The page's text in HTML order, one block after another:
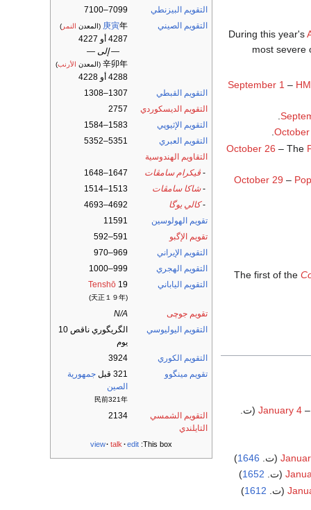
التقويم البيزنطي
7099–7100
التقويم الصيني
庚寅年 (المعدن النمر )
4287 أو 4227
— إلى —
辛卯年 (المعدن الأرنب)
4288 أو 4228
التقويم القبطي
1307–1308
التقويم الديسكوردي
2757
التقويم الإثيوپي
1583–1584
التقويم العبري
5351–5352
التقاويم الهندوسية
- ڤيكرام سامڤات
1647–1648
-شاكا سامڤات
1513–1514
-كالي يوگا
4692–4693
تقويم الهولوسين
11591
تقويم الإگبو
591–592
التقويم الإيراني
969–970
التقويم الهجري
999–1000
التقويم الياباني
Tenshō 19
(天正１９年)
تقويم جوچى
N/A
التقويم اليوليوسي
الگريگوري ناقص 10
يوم
التقويم الكوري
3924
تقويم مينگوو
321 قبل
جمهورية
الصين
民前321年
التقويم الشمسي
التايلندي
2134
This box:
view talk edit
During this year's
most severe
September 1 –
October 26 – The
October 29 –
The first of the
January 4
1646
)
1652
)
1612
)